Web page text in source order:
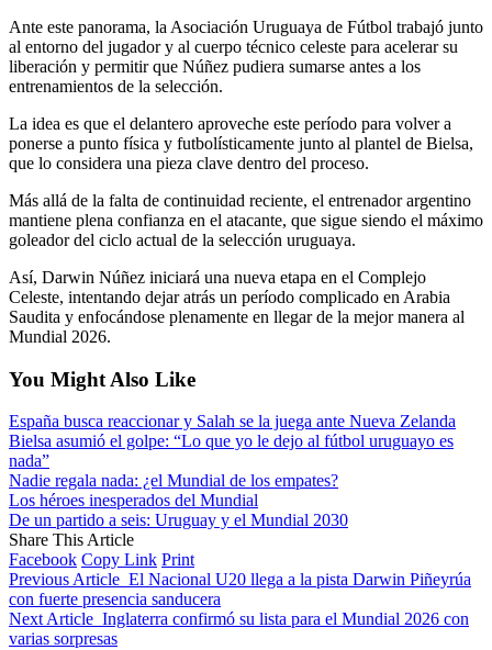
Ante este panorama, la Asociación Uruguaya de Fútbol trabajó junto
al entorno del jugador y al cuerpo técnico celeste para acelerar su
liberación y permitir que Núñez pudiera sumarse antes a los
entrenamientos de la selección.
La idea es que el delantero aproveche este período para volver a
ponerse a punto física y futbolísticamente junto al plantel de Bielsa,
que lo considera una pieza clave dentro del proceso.
Más allá de la falta de continuidad reciente, el entrenador argentino
mantiene plena confianza en el atacante, que sigue siendo el máximo
goleador del ciclo actual de la selección uruguaya.
Así, Darwin Núñez iniciará una nueva etapa en el Complejo
Celeste, intentando dejar atrás un período complicado en Arabia
Saudita y enfocándose plenamente en llegar de la mejor manera al
Mundial 2026.
You Might Also Like
España busca reaccionar y Salah se la juega ante Nueva Zelanda
Bielsa asumió el golpe: “Lo que yo le dejo al fútbol uruguayo es
nada”
Nadie regala nada: ¿el Mundial de los empates?
Los héroes inesperados del Mundial
De un partido a seis: Uruguay y el Mundial 2030
Share This Article
Facebook Copy Link Print
Previous Article El Nacional U20 llega a la pista Darwin Piñeyrúa
con fuerte presencia sanducera
Next Article Inglaterra confirmó su lista para el Mundial 2026 con
varias sorpresas